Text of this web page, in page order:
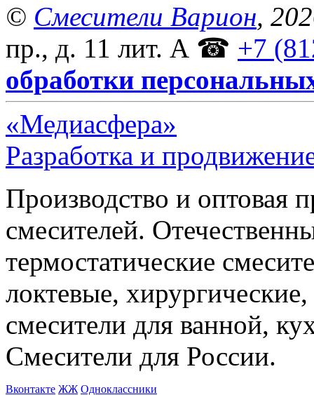
© Смесители Варион,
пр., д. 11 лит. А ☎ +7
обработки
«Медиасфера»
Разработка и
Производство и оптовая
смесителей.
термостатические
локтевые,
смесители для ванной,
Смесители для России.
Bконтакте ЖЖ Одноклассники